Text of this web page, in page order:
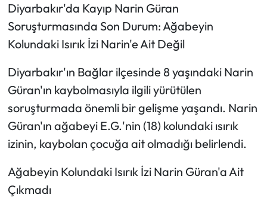
Diyarbakır'da Kayıp Narin Güran
Soruşturmasında Son Durum: Ağabeyin
Kolundaki Isırık İzi Narin'e Ait Değil
Diyarbakır'ın Bağlar ilçesinde 8 yaşındaki Narin
Güran'ın kaybolmasıyla ilgili yürütülen
soruşturmada önemli bir gelişme yaşandı. Narin
Güran'ın ağabeyi E.G.'nin (18) kolundaki ısırık
izinin, kaybolan çocuğa ait olmadığı belirlendi.
Ağabeyin Kolundaki Isırık İzi Narin Güran'a Ait
Çıkmadı
Sağlık
Spor
Sungurlu Haberleri
Turizm
Uğurludağ Haberleri